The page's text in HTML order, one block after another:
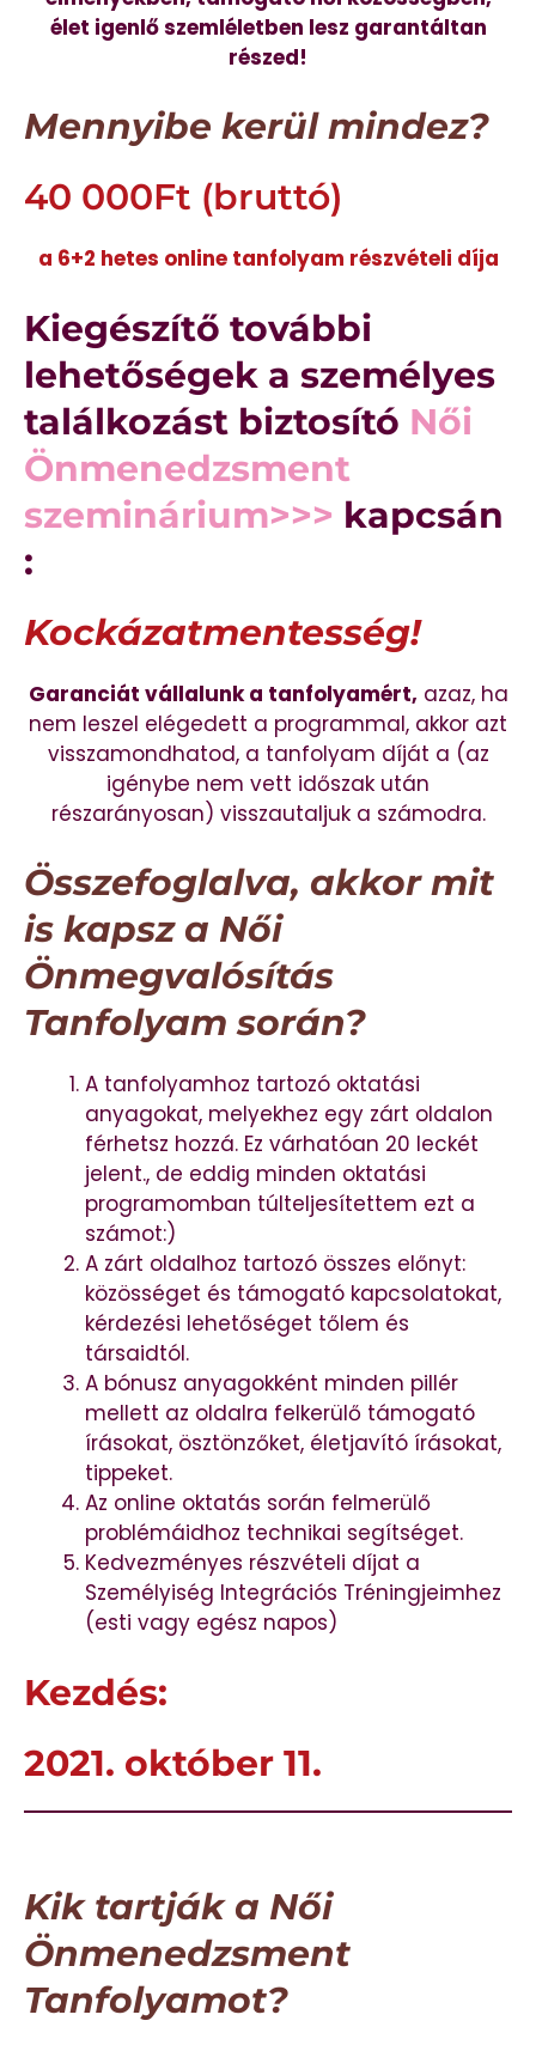
élet igenlő szemléletben lesz garantáltan
részed!
Mennyibe kerül mindez?
40 000Ft (bruttó)
a 6+2 hetes online tanfolyam részvételi díja
Kiegészítő további
lehetőségek a személyes
találkozást biztosító Női
Önmenedzsment
szeminárium>>> kapcsán
:
Kockázatmentesség!
Garanciát vállalunk a tanfolyamért, azaz, ha
nem leszel elégedett a programmal, akkor azt
visszamondhatod, a tanfolyam díját a (az
igénybe nem vett időszak után
részarányosan) visszautaljuk a számodra.
Összefoglalva, akkor mit
is kapsz a Női
Önmegvalósítás
Tanfolyam során?
A tanfolyamhoz tartozó oktatási
anyagokat, melyekhez egy zárt oldalon
férhetsz hozzá. Ez várhatóan 20 leckét
jelent., de eddig minden oktatási
programomban túlteljesítettem ezt a
számot:)
A zárt oldalhoz tartozó összes előnyt:
közösséget és támogató kapcsolatokat,
kérdezési lehetőséget tőlem és
társaidtól.
A bónusz anyagokként minden pillér
mellett az oldalra felkerülő támogató
írásokat, ösztönzőket, életjavító írásokat,
tippeket.
Az online oktatás során felmerülő
problémáidhoz technikai segítséget.
Kedvezményes részvételi díjat a
Személyiség Integrációs Tréningjeimhez
(esti vagy egész napos)
Kezdés:
2021. október 11.
Kik tartják a Női
Önmenedzsment
Tanfolyamot?